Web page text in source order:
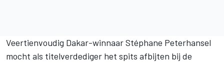
Veertienvoudig Dakar-winnaarStéphane Peterhansel
mocht als titelverdediger het spits afbijten bij de